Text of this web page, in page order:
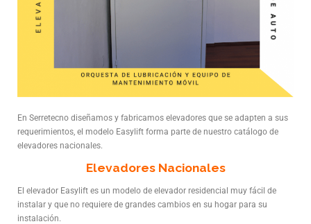
En Serretecno diseñamos y fabricamos elevadores que se adapten a sus
requerimientos, el modelo Easylift forma parte de nuestro catálogo de
elevadores nacionales.
Elevadores Nacionales
El elevador Easylift es un modelo de elevador residencial muy fácil de
instalar y que no requiere de grandes cambios en su hogar para su
instalación.